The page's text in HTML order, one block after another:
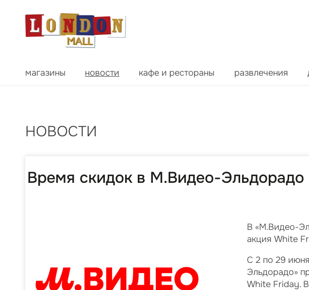
магазины новости кафе и рестораны развлечения
НОВОСТИ
Время скидок в М.Видео-Эльдорадо
В «М.Видео-
акция White
С 2 по 29
Эльдорадо»
White Friday.